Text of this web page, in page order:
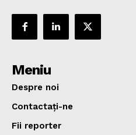
Meniu
Despre noi
Contactați-ne
Fii reporter